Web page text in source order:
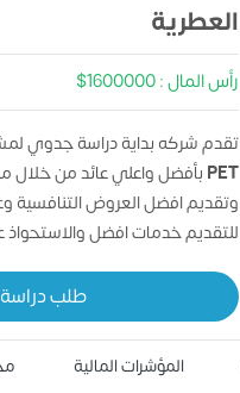
العطرية
رأس المال : 1600000$
تقدم شركه بداية دراسة جدوي
PET بأفضل واعلي عائد من خلال
وتقديم افضل العروض التنافسية
للتقديم خدمات افضل
طلب
المؤشرات المالية